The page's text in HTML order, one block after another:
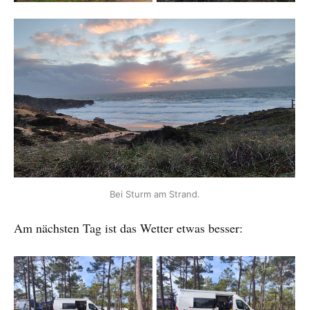
Bei Sturm am Strand.
Am nächsten Tag ist das Wetter etwas besser: